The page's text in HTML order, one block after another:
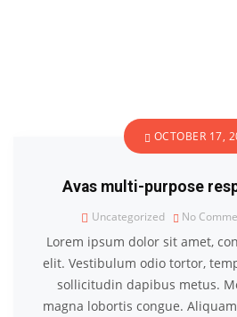
OCTOBER 17,
Avas multi-purpose
Uncategorized No
Lorem ipsum dolor sit amet,
elit. Vestibulum odio tortor,
sollicitudin dapibus metus.
magna lobortis congue.